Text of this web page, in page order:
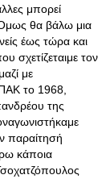
μπορεί
θα βάλω μια
έως τώρα και
σχετίζεταιμε τον
με
το 1968,
της
παραίτησή
κάποια